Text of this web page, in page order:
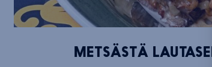
METSÄSTÄ